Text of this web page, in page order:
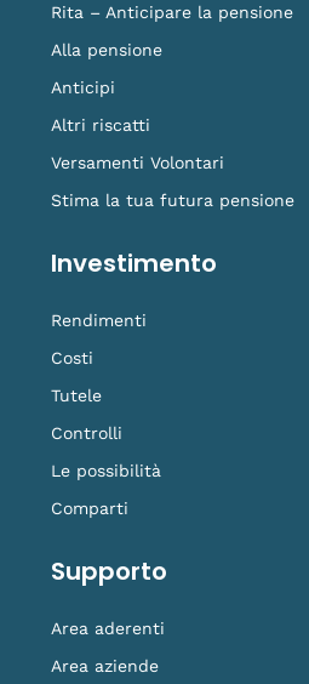
Rita – Anticipare la pensione
Alla pensione
Anticipi
Altri riscatti
Versamenti Volontari
Stima la tua futura pensione
Investimento
Rendimenti
Costi
Tutele
Controlli
Le possibilità
Comparti
Supporto
Area aderenti
Area aziende